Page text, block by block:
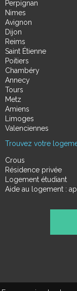
Perpignan
Nimes
Avignon
Dijon
Reims
Saint Étienne
Poitiers
Chambéry
Annecy
Tours
Metz
Amiens
Limoges
Valenciennes
Trouvez votre
Crous
Résidence privée
Logement étudiant
Aide au logement :